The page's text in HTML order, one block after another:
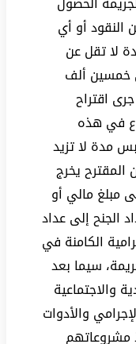
النقود أو أي
لا تقل عن
خمسين ألف
اقتراح
في هذه
مدة لا تزيد
يخرج
مبلغ مالي أو
الجنح إلى عداد
الكامنة في
سيما بعد
والاجتماعية
والأدوات
مشروعاتهم